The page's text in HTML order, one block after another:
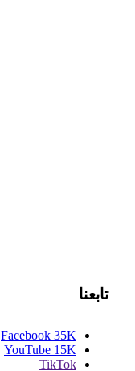
تابعنا
Facebook 35K
YouTube 15K
TikTok